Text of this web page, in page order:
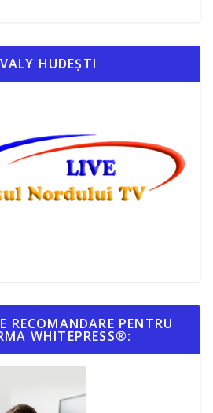
HUDEȘTI
RECOMANDARE PENTRU
WHITEPRESS®: